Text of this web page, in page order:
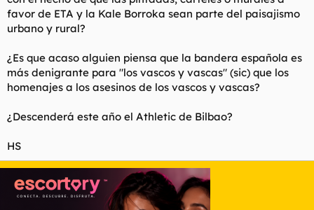
favor de ETA y la Kale Borroka sean parte del paisajismo
urbano y rural?
¿Es que acaso alguien piensa que la bandera española es
más denigrante para "los vascos y vascas" (sic) que los
homenajes a los asesinos de los vascos y vascas?
¿Descenderá este año el Athletic de Bilbao?
HS